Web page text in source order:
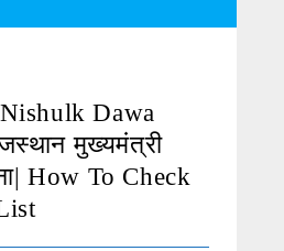
Dawa
मुख्यमंत्री
How To Check